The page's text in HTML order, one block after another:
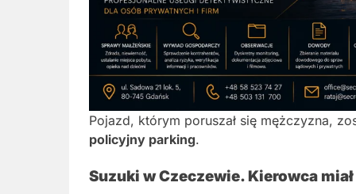
Pojazd, którym poruszał się mężczyzna,
policyjny parking.
Suzuki w Czeczewie. Kierowca